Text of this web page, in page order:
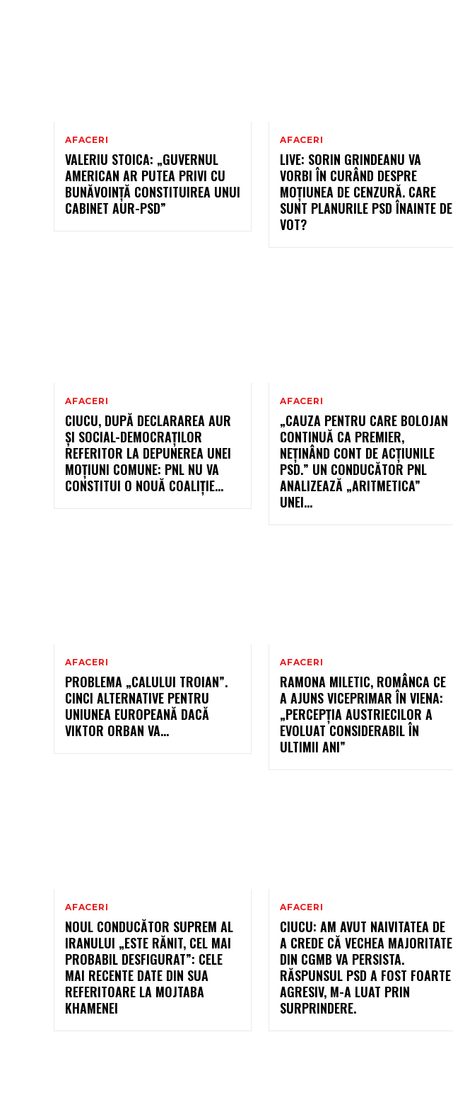
AFACERI
VALERIU STOICA: „GUVERNUL
AMERICAN AR PUTEA PRIVI CU
BUNĂVOINȚĂ CONSTITUIREA UNUI
CABINET AUR-PSD”
AFACERI
LIVE: SORIN GRINDEANU VA
VORBI ÎN CURÂND DESPRE
MOȚIUNEA DE CENZURĂ. CARE
SUNT PLANURILE PSD ÎNAINTE DE
VOT?
AFACERI
CIUCU, DUPĂ DECLARAREA AUR
ȘI SOCIAL-DEMOCRAȚILOR
REFERITOR LA DEPUNEREA UNEI
MOȚIUNI COMUNE: PNL NU VA
CONSTITUI O NOUĂ COALIȚIE…
AFACERI
„CAUZA PENTRU CARE BOLOJAN
CONTINUĂ CA PREMIER,
NEȚINÂND CONT DE ACȚIUNILE
PSD.” UN CONDUCĂTOR PNL
ANALIZEAZĂ „ARITMETICA”
UNEI…
AFACERI
PROBLEMA „CALULUI TROIAN”.
CINCI ALTERNATIVE PENTRU
UNIUNEA EUROPEANĂ DACĂ
VIKTOR ORBAN VA…
AFACERI
RAMONA MILETIC, ROMÂNCA CE
A AJUNS VICEPRIMAR ÎN VIENA:
„PERCEPȚIA AUSTRIECILOR A
EVOLUAT CONSIDERABIL ÎN
ULTIMII ANI”
AFACERI
NOUL CONDUCĂTOR SUPREM AL
IRANULUI „ESTE RĂNIT, CEL MAI
PROBABIL DESFIGURAT”: CELE
MAI RECENTE DATE DIN SUA
REFERITOARE LA MOJTABA
KHAMENEI
AFACERI
CIUCU: AM AVUT NAIVITATEA DE
A CREDE CĂ VECHEA MAJORITATE
DIN CGMB VA PERSISTA.
RĂSPUNSUL PSD A FOST FOARTE
AGRESIV, M-A LUAT PRIN
SURPRINDERE.